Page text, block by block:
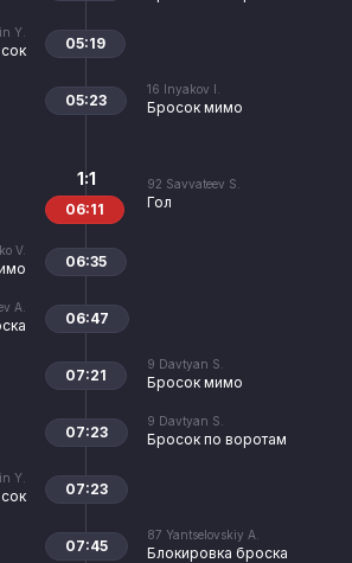
Y.
05:19
16 Inyakov I.
Бросок мимо
05:23
92 Savvateev S.
Гол
1:1
06:11
V.
06:35
A.
06:47
9 Davtyan S.
Бросок мимо
07:21
9 Davtyan S.
Бросок по воротам
07:23
Y.
07:23
87 Yantselovskiy A.
Блокировка броска
07:45